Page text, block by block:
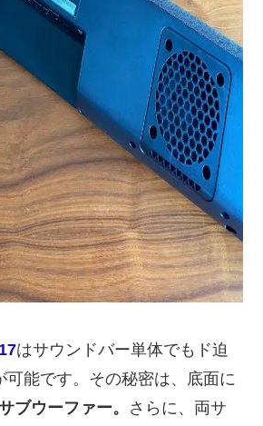
はサウンドバー単体でもド迫
可能です。その秘密は、底面に
ブウーファー。 さらに、両サ